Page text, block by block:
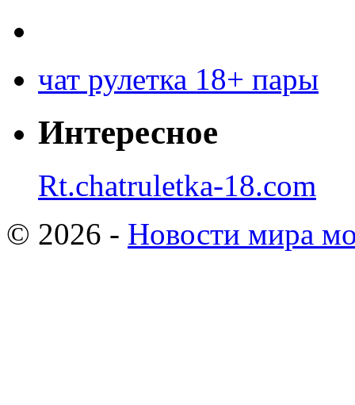
чат рулетка 18+ пары
Интересное
Rt.chatruletka-18.com
© 2026 - Новости мира